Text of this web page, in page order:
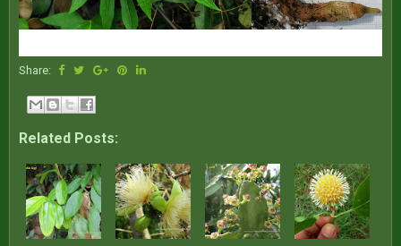
Share:
Related Posts: